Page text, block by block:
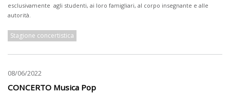
esclusivamente agli studenti, ai loro famigliari, al corpo insegnante e alle
autorità.
Stagione concertistica
08/06/2022
CONCERTO Musica Pop